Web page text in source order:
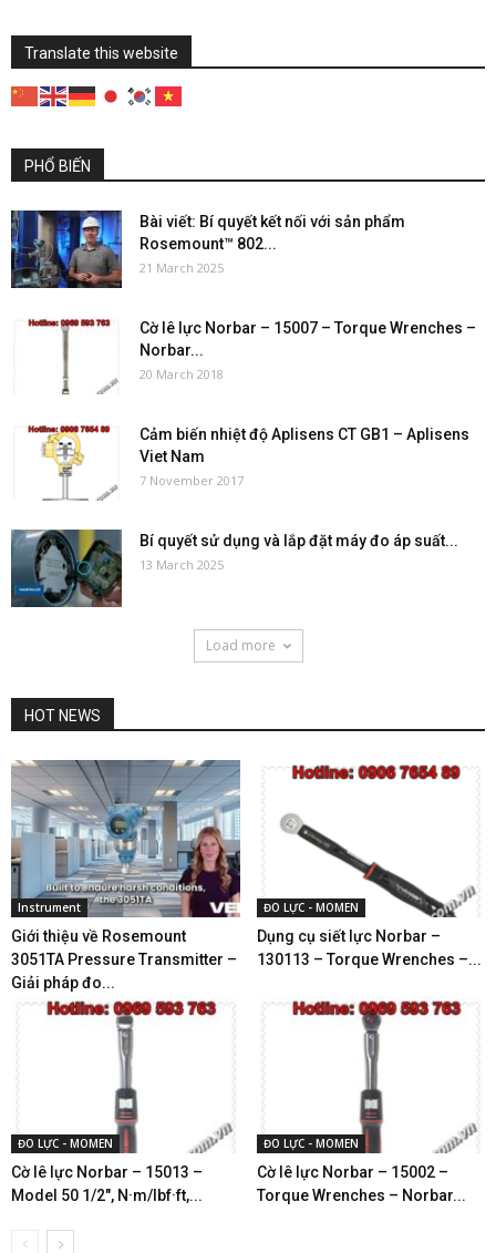
Translate this website
PHỔ BIẾN
Bài viết: Bí quyết kết nối với sản phẩm
Rosemount™ 802...
21 March 2025
Cờ lê lực Norbar – 15007 – Torque Wrenches –
Norbar...
20 March 2018
Cảm biến nhiệt độ Aplisens CT GB1 – Aplisens
Viet Nam
7 November 2017
Bí quyết sử dụng và lắp đặt máy đo áp suất...
13 March 2025
Load more
HOT NEWS
Instrument
Giới thiệu về Rosemount
3051TA Pressure Transmitter –
Giải pháp đo...
ĐO LỰC - MOMEN
Dụng cụ siết lực Norbar –
130113 – Torque Wrenches –...
ĐO LỰC - MOMEN
Cờ lê lực Norbar – 15013 –
Model 50 1/2″, N·m/lbf·ft,...
ĐO LỰC - MOMEN
Cờ lê lực Norbar – 15002 –
Torque Wrenches – Norbar...